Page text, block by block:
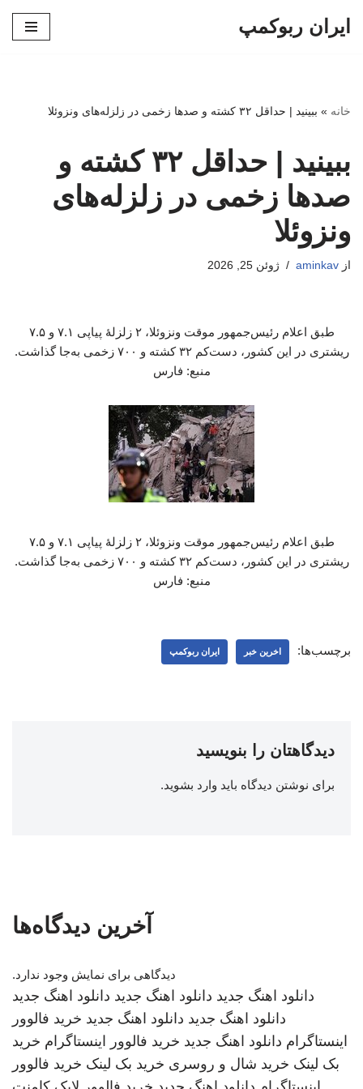
ایران ربوکمپ
خانه » ببینید | حداقل ۳۲ کشته و صدها زخمی در زلزله‌های ونزوئلا
ببینید | حداقل ۳۲ کشته و
صدها زخمی در زلزله‌های
ونزوئلا
از aminkav ژوئن 25, 2026
طبق اعلام رئیس‌جمهور موقت ونزوئلا، ۲ زلزلهٔ پیاپی ۷.۱ و ۷.۵
ریشتری در این کشور، دست‌کم ۳۲ کشته و ۷۰۰ زخمی به‌جا گذاشت.
منبع: فارس
طبق اعلام رئیس‌جمهور موقت ونزوئلا، ۲ زلزلهٔ پیاپی ۷.۱ و ۷.۵
ریشتری در این کشور، دست‌کم ۳۲ کشته و ۷۰۰ زخمی به‌جا گذاشت.
منبع: فارس
برچسب‌ها: اخرین خبر ایران ربوکمپ
دیدگاهتان را بنویسید
برای نوشتن دیدگاه باید وارد بشوید.
آخرین دیدگاه‌ها
دیدگاهی برای نمایش وجود ندارد.
دانلود اهنگ جدید دانلود اهنگ جدید دانلود اهنگ جدید
دانلود اهنگ جدید دانلود اهنگ جدید خرید فالوور
اینستاگرام دانلود اهنگ جدید خرید فالوور اینستاگرام خرید
بک لینک خرید شال و روسری خرید بک لینک خرید فالوور